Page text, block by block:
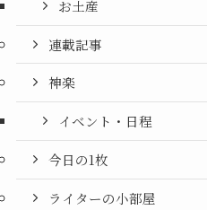
お土産
連載記事
神楽
イベント・日程
今日の1枚
ライターの小部屋